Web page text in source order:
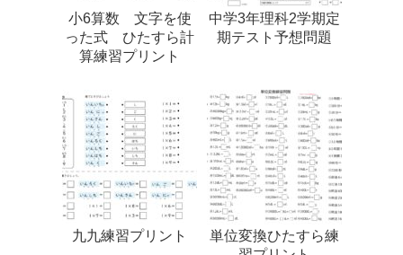
小6算数 文字を使
った式 ひたすら計
算練習プリント
中学3年理科2学期定
期テスト予想問題
九九練習プリント
単位変換ひたすら練